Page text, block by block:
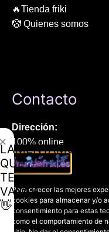
Para ofrecer las mejores
cookies para almacenar y/o
consentimiento para estas
como el comportamiento de
🔥Tienda friki
🤡 Quienes somos
Contacto
Dirección:
100% online
Manresa (08241),
Chat Whatsapp (solo
+34 689 800 662
Correo:
LAMENTAMOS
QUE
TE
VAYAS
👋